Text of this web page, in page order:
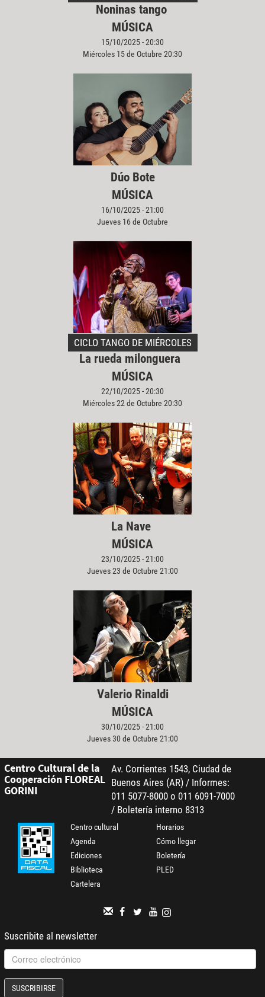
Noninas tango
MÚSICA
15/10/2025 - 20:30
Miércoles 15 de Octubre 20:30
Dúo Bote
MÚSICA
16/10/2025 - 21:00
Jueves 16 de Octubre
CICLO TANGO DE MIÉRCOLES
La rueda milonguera
MÚSICA
22/10/2025 - 20:30
Miércoles 22 de Octubre 20:30
La Nave
MÚSICA
23/10/2025 - 21:00
Jueves 23 de Octubre 21:00
Valerio Rinaldi
MÚSICA
30/10/2025 - 21:00
Jueves 30 de Octubre 21:00
Centro Cultural de la
Cooperación FLOREAL
GORINI
Av. Corrientes 1543, Ciudad de
Buenos Aires (AR) / Informes:
011 5077-8000 o 011 6091-7000
/ Boletería interno 8313
Centro cultural
Agenda
Ediciones
Biblioteca
Cartelera
Horarios
Cómo llegar
Boletería
PLED
Suscribite al newsletter
SUSCRIBIRSE